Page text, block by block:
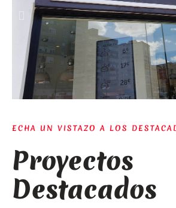
ECHA UN VISTAZO A LOS
Proyectos
Destacados